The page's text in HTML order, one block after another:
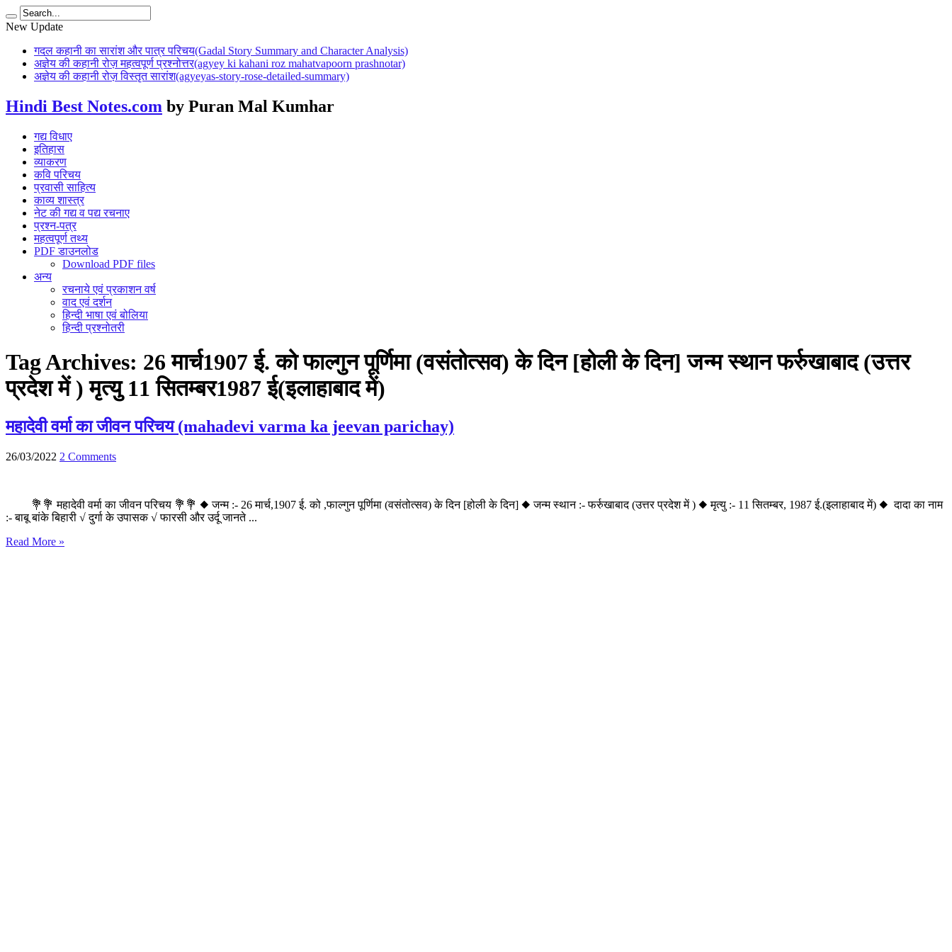
New Update
गदल कहानी का सारांश और पात्र परिचय(Gadal Story Summary and Character Analysis)
अज्ञेय की कहानी रोज़ महत्वपूर्ण प्रश्नोत्तर(agyey ki kahani roz mahatvapoorn prashnotar)
अज्ञेय की कहानी रोज़ विस्तृत सारांश(agyeyas-story-rose-detailed-summary)
Hindi Best Notes.com by Puran Mal Kumhar
गद्य विधाए
इतिहास
व्याकरण
कवि परिचय
प्रवासी साहित्य
काव्य शास्त्र
नेट की गद्य व पद्य रचनाए
प्रश्न-पत्र
महत्वपूर्ण तथ्य
PDF डाउनलोड
Download PDF files
अन्य
रचनाये एवं प्रकाशन वर्ष
वाद एवं दर्शन
हिन्दी भाषा एवं बोलिया
हिन्दी प्रश्नोतरी
Tag Archives: 26 मार्च1907 ई. को फाल्गुन पूर्णिमा (वसंतोत्सव) के दिन [होली के दिन] जन्म स्थान फर्रुखाबाद (उत्तर
प्रदेश में ) मृत्यु 11 सितम्बर1987 ई(इलाहाबाद में)
महादेवी वर्मा का जीवन परिचय (mahadevi varma ka jeevan parichay)
26/03/2022 2 Comments
💐💐 महादेवी वर्मा का जीवन परिचय 💐💐 ◆ जन्म :- 26 मार्च,1907 ई. को ,फाल्गुन पूर्णिमा (वसंतोत्सव) के दिन [होली के दिन] ◆ जन्म स्थान :- फर्रुखाबाद (उत्तर प्रदेश में ) ◆ मृत्यु :- 11 सितम्बर, 1987 ई.(इलाहाबाद में) ◆ दादा का नाम
:- बाबू बांके बिहारी √ दुर्गा के उपासक √ फारसी और उर्दू जानते ...
Read More »